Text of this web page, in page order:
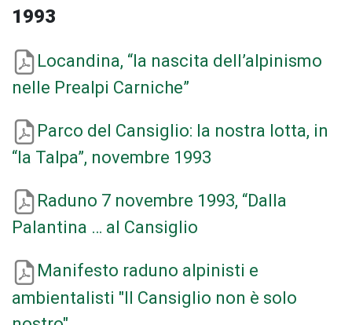
1993
Locandina, “la nascita dell’alpinismo
nelle Prealpi Carniche”
Parco del Cansiglio: la nostra lotta, in
“la Talpa”, novembre 1993
Raduno 7 novembre 1993, “Dalla
Palantina … al Cansiglio
Manifesto raduno alpinisti e
ambientalisti "Il Cansiglio non è solo